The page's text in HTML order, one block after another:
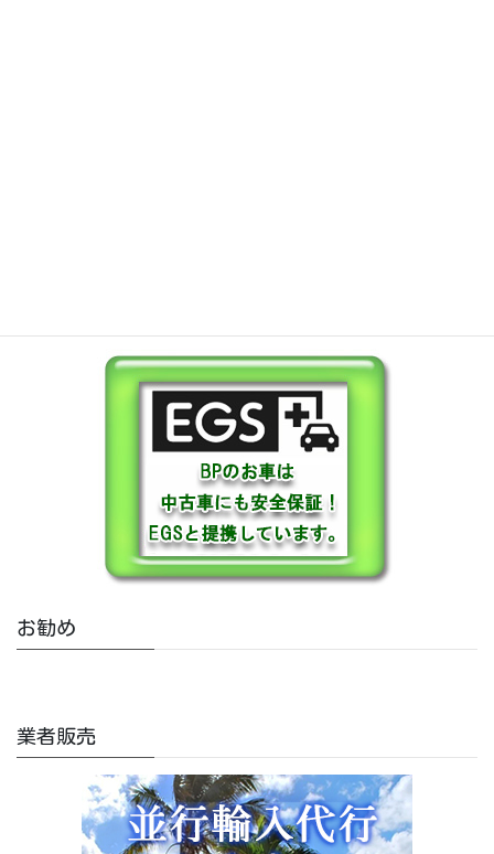
お勧め
業者販売